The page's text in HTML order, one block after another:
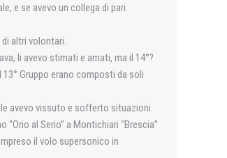
e se avevo un collega di pari
altri volontari.
li avevo stimati e amati, ma il 14°?
13° Gruppo erano composti da soli
avevo vissuto e sofferto situazioni
al Serio” a Montichiari “Brescia”
il volo supersonico in